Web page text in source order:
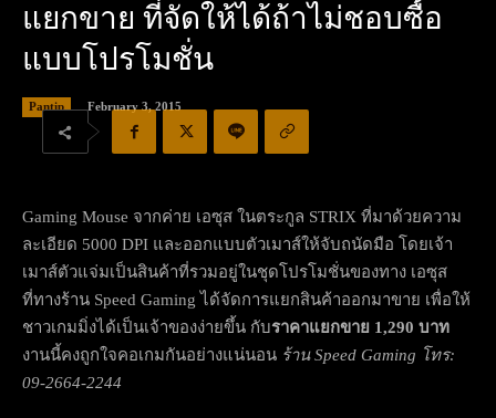
แยกขาย ที่จัดให้ได้ถ้าไม่ชอบซื้อ
แบบโปรโมชั่น
Pantip February 3, 2015
Gaming Mouse จากค่าย เอซุส ในตระกูล STRIX ที่มาด้วยความ
ละเอียด 5000 DPI และออกแบบตัวเมาส์ให้จับถนัดมือ โดยเจ้า
เมาส์ตัวแจ่มเป็นสินค้าที่รวมอยู่ในชุดโปรโมชั่นของทาง เอซุส
ที่ทางร้าน Speed Gaming ได้จัดการแยกสินค้าออกมาขาย เพื่อให้
ชาวเกมมิ่งได้เป็นเจ้าของง่ายขึ้น กับราคาแยกขาย 1,290 บาท
งานนี้คงถูกใจคอเกมกันอย่างแน่นอน ร้าน Speed Gaming โทร:
09-2664-2244